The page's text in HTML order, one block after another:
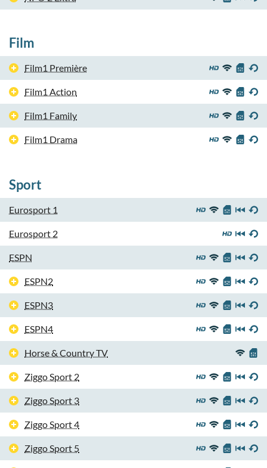
Film
Film1 Première
Film1 Action
Film1 Family
Film1 Drama
Sport
Eurosport 1
Eurosport 2
ESPN
ESPN2
ESPN3
ESPN4
Horse & Country TV
Ziggo Sport 2
Ziggo Sport 3
Ziggo Sport 4
Ziggo Sport 5